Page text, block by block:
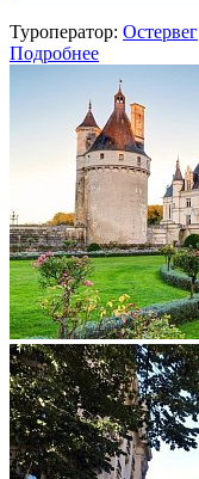
Туроператор: Остервег
Подробнее